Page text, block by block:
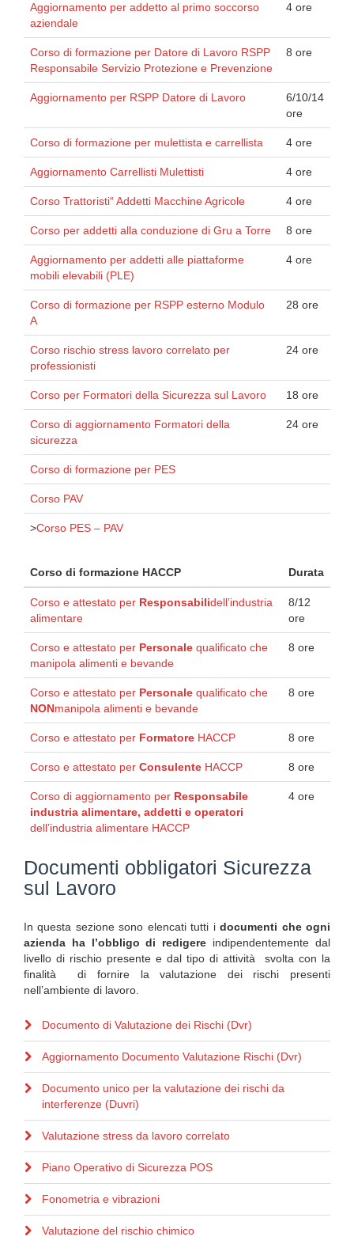
Aggiornamento per addetto al primo soccorso
aziendale
4 ore
Corso di formazione per Datore di Lavoro RSPP
Responsabile Servizio Protezione e Prevenzione
8 ore
Aggiornamento per RSPP Datore di Lavoro
6/10/14
ore
Corso di formazione per mulettista e carrellista 4 ore
Aggiornamento Carrellisti Mulettisti 4 ore
Corso Trattoristi“ Addetti Macchine Agricole 4 ore
Corso per addetti alla conduzione di Gru a Torre 8 ore
Aggiornamento per addetti alle piattaforme
mobili elevabili (PLE)
4 ore
Corso di formazione per RSPP esterno Modulo
A
28 ore
Corso rischio stress lavoro correlato per
professionisti
24 ore
Corso per Formatori della Sicurezza sul Lavoro 18 ore
Corso di aggiornamento Formatori della
sicurezza
24 ore
Corso di formazione per PES
Corso PAV
>Corso PES – PAV
Corso di formazione HACCP Durata
Corso e attestato per Responsabilidell’industria
alimentare
8/12
ore
Corso e attestato per Personale qualificato che
manipola alimenti e bevande
8 ore
Corso e attestato per Personale qualificato che
NONmanipola alimenti e bevande
8 ore
Corso e attestato per Formatore HACCP 8 ore
Corso e attestato per Consulente HACCP 8 ore
Corso di aggiornamento per Responsabile
industria alimentare, addetti e operatori
dell’industria alimentare HACCP
4 ore
Documenti obbligatori Sicurezza
sul Lavoro
In questa sezione sono elencati tutti idocumenti che ogni
azienda ha l’obbligo di redigere indipendentemente dal
livello di rischio presente e dal tipo di attività svolta con la
finalità di fornire la valutazione dei rischi presenti
nell’ambiente di lavoro.
Documento di Valutazione dei Rischi (Dvr)
Aggiornamento Documento Valutazione Rischi (Dvr)
Documento unico per la valutazione dei rischi da
interferenze (Duvri)
Valutazione stress da lavoro correlato
Piano Operativo di Sicurezza POS
Fonometria e vibrazioni
Valutazione del rischio chimico